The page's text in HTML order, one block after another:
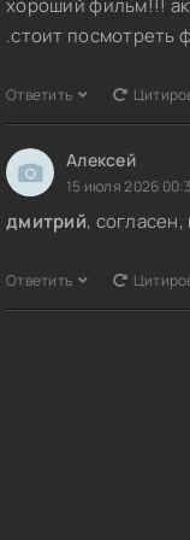
хороший фильм!!!
.стоит посмотреть
Ответить
Алексей
15 июля 2026
дмитрий,
Ответить